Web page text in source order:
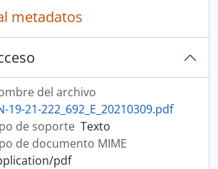
metadatos
del archivo
19-21-222_692_E_20210309.pdf
de soporte Texto
de documento MIME
pdf